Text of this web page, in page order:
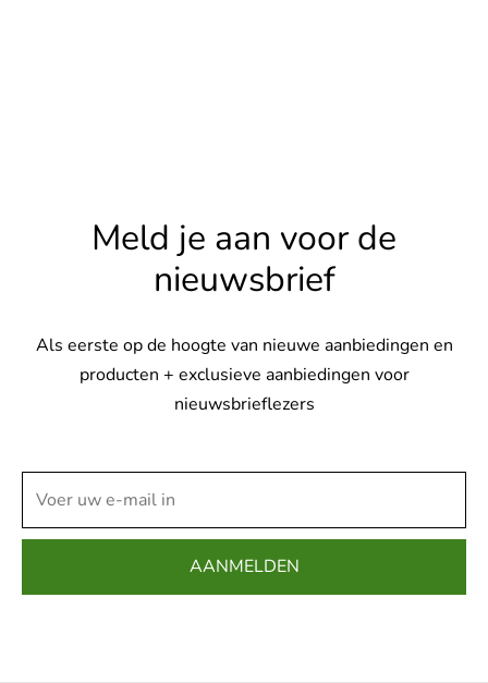
Meld je aan voor de
nieuwsbrief
Als eerste op de hoogte van nieuwe aanbiedingen en
producten + exclusieve aanbiedingen voor
nieuwsbrieflezers